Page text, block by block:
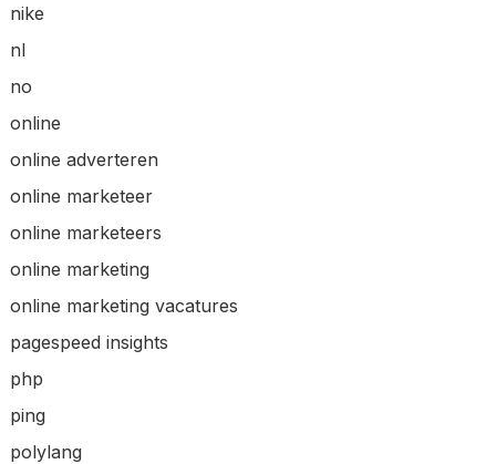
nike
nl
no
online
online adverteren
online marketeer
online marketeers
online marketing
online marketing vacatures
pagespeed insights
php
ping
polylang